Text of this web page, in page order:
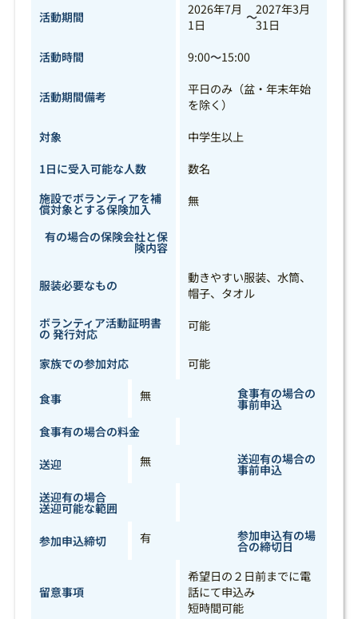
活動期間
2026年7月
1日
～2027年3月
31日
活動時間
9:00～15:00
活動期間備考
平日のみ（盆・年末年始
を除く）
対象
中学生以上
1日に受入可能な人数
数名
施設でボランティアを補
償対象とする保険加入
無
有の場合の保険会社と保
険内容
服装必要なもの
動きやすい服装、水筒、
帽子、タオル
ボランティア活動証明書
の 発行対応
可能
家族での参加対応 可能
食事 無 食事有の場合の
事前申込
食事有の場合の料金
送迎 無 送迎有の場合の
事前申込
送迎有の場合
送迎可能な範囲
参加申込締切 有 参加申込有の場
合の締切日
留意事項
希望日の２日前までに電
話にて申込み
短時間可能